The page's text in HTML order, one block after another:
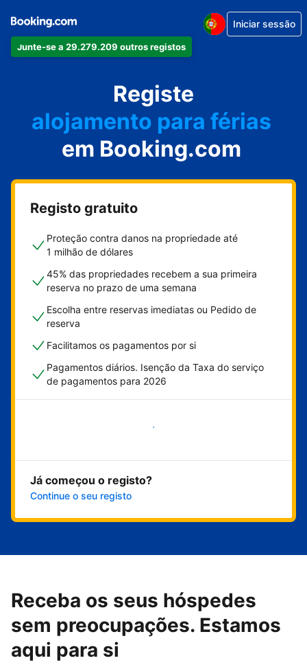
Junte-se a 29.279.209 outros registos
Iniciar sessão
Registe
o seu apartamento
o seu hotel
alojamento para férias
a sua villa
o seu hostel
em Booking.com
Registo gratuito
Proteção contra danos na propriedade até
1 milhão de dólares
45% das propriedades recebem a sua primeira
reserva no prazo de uma semana
Escolha entre reservas imediatas ou Pedido de
reserva
Facilitamos os pagamentos por si
Pagamentos diários. Isenção da Taxa do serviço
de pagamentos para 2026
Comece já
Já começou o registo?
Continue o seu registo
Receba os seus hóspedes
sem preocupações. Estamos
aqui para si